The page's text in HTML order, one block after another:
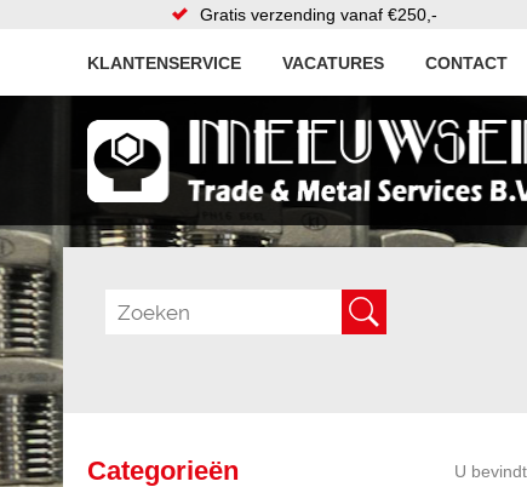
Gratis verzending vanaf €250,-
KLANTENSERVICE VACATURES CONTACT
Categorieën U